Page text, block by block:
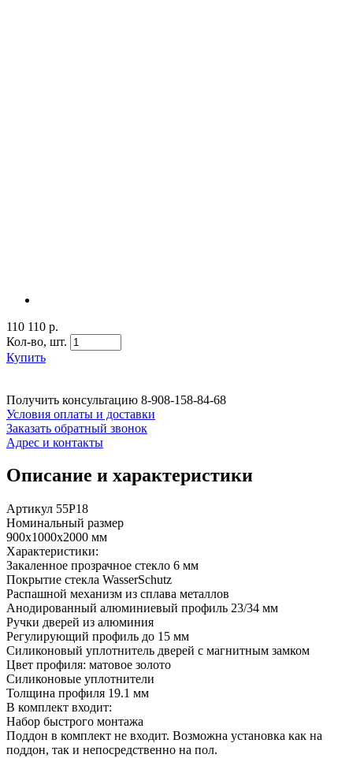
110 110 р.
Кол-во, шт.
Купить
Получить консультацию 8-908-158-84-68
Условия оплаты и доставки
Заказать обратный звонок
Адрес и контакты
Описание и характеристики
Артикул 55P18
Номинальный размер
900x1000х2000 мм
Характеристики:
Закаленное прозрачное стекло 6 мм
Покрытие стекла WasserSchutz
Распашной механизм из сплава металлов
Анодированный алюминиевый профиль 23/34 мм
Ручки дверей из алюминия
Регулирующий профиль до 15 мм
Силиконовый уплотнитель дверей с магнитным замком
Цвет профиля: матовое золото
Силиконовые уплотнители
Толщина профиля 19.1 мм
В комплект входит:
Набор быстрого монтажа
Поддон в комплект не входит. Возможна установка как на
поддон, так и непосредственно на пол.